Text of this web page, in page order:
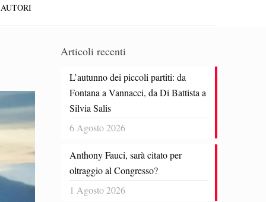
AUTORI
Articoli recenti
L’autunno dei piccoli partiti: da
Fontana a Vannacci, da Di Battista a
Silvia Salis
6 Agosto 2026
Anthony Fauci, sarà citato per
oltraggio al Congresso?
1 Agosto 2026